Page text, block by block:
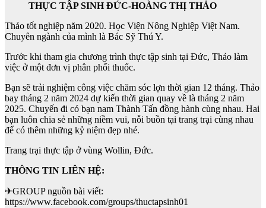
THỰC TẬP SINH ĐỨC-HOÀNG THỊ THẢO
Thảo tốt nghiệp năm 2020. Học Viện Nông Nghiệp Việt Nam.
Chuyên ngành của mình là Bác Sỹ Thú Y.
Trước khi tham gia chương trình thực tập sinh tại Đức, Thảo làm
việc ở một đơn vị phân phối thuốc.
Bạn sẽ trải nghiệm công việc chăm sóc lợn thời gian 12 tháng. Thảo
bay tháng 2 năm 2024 dự kiến thời gian quay về là tháng 2 năm
2025. Chuyến đi có bạn nam Thành Tấn đồng hành cùng nhau. Hai
bạn luôn chia sẻ những niềm vui, nỗi buồn tại trang trại cùng nhau
để có thêm những kỷ niệm đẹp nhé.
Trang trại thực tập ở vùng Wollin, Đức.
THÔNG TIN LIÊN HỆ:
✈GROUP nguồn bài viết:
https://www.facebook.com/groups/thuctapsinh01